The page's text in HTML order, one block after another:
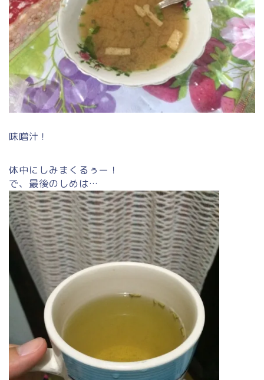
味噌汁！
体中にしみまくるぅー！
で、最後のしめは…